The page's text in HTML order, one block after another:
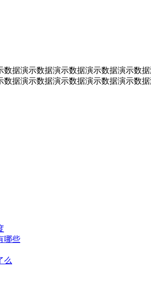
据演示数据演示数据演示数据演示数
据演示数据演示数据演示数据演示数
哪些
么